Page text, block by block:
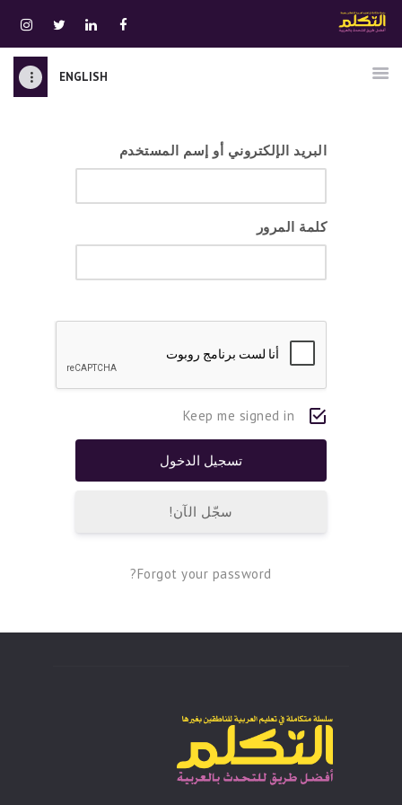
ENGLISH
قسم المعلمين
الصوتيات
اتصل بنا
نبذه عنا
ATTAKALLUM ONLINE
دخول
البريد الإلكتروني أو إسم المستخدم
كلمة المرور
Keep me signed in
سجّل الآن!
Forgot your password?